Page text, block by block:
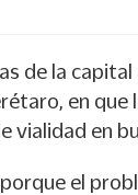
de la capital
en
vialidad en
el